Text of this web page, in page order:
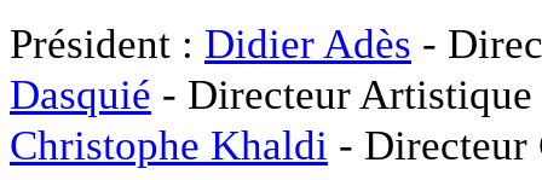
Président : Didier Adès -
Dasquié - Directeur
Christophe Khaldi -